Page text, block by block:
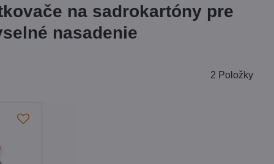
na sadrokartóny pre
nasadenie
2 Položky